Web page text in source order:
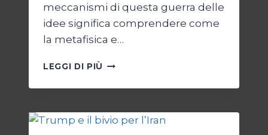
meccanismi di questa guerra delle
idee significa comprendere come
la metafisica e…
LEGGI DI PIÙ AUTOPSIA
UN
“KATECHON”
COME